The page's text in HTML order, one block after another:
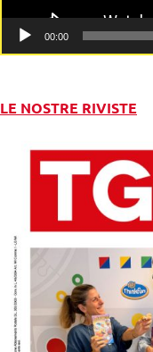
00:00
LE NOSTRE RIVISTE